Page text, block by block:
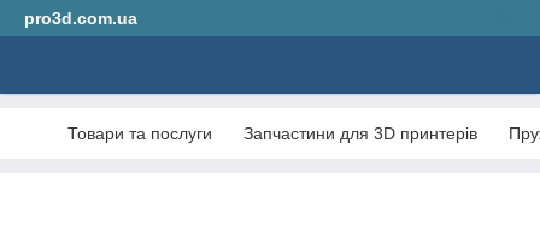
pro3d.com.ua
Товари та послуги Запчастини для 3D принтерів